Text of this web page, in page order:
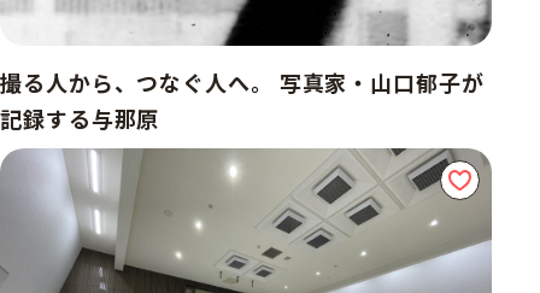
撮る人から、つなぐ人へ。 写真家・山口郁子が
記録する与那原